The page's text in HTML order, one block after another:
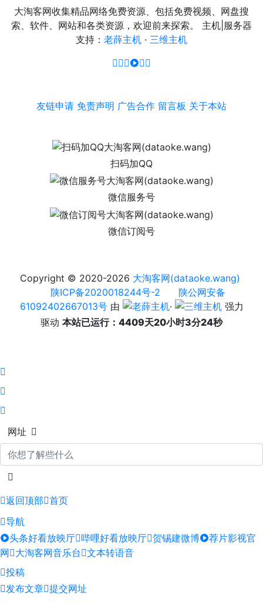
大淘客网收集精品网络免费资源、包括免费视频、网盘搜
索、软件、网站和各类资源，欢迎前来探索。 主机|服务器
支持： 老薛主机 · 三维主机
友链申请 免责声明 广告合作 留言板 关于本站
扫码加QQ
微信服务号
微信订阅号
Copyright © 2020-2026 大淘客网(dataoke.wang)
陕ICP备2020018244号-2
陕公网安备
61092402667013号由 ·
强力
驱动 本站已运行：4409天20小时3分24秒
网址
返回顶部 首页
导航
头条好看放映厅 哔哩好看放映厅 贺锡建微博
荐片影视官
网 大淘客网音乐台 文本转语音
投稿
发布文章 提交网址